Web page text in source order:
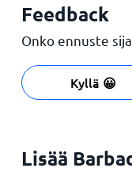
Feedback
Onko ennuste
Kyllä 😀
Lisää